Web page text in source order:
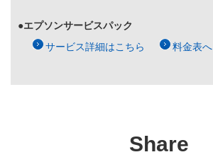
●エプソンサービスパック
サービス詳細はこちら
料金表へ
Share